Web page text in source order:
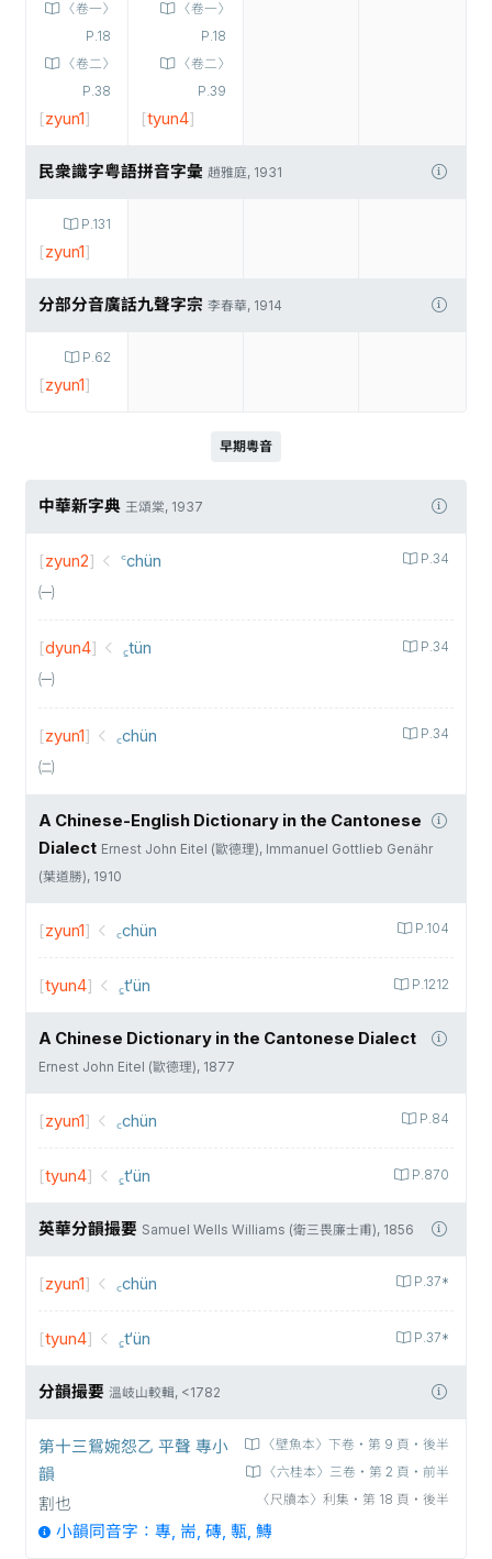
〈卷一〉
P.18
〈卷二〉
P.38
[zyun1]
〈卷一〉
P.18
〈卷二〉
P.39
[tyun4]
民衆識字粤語拼音字彙 趙雅庭, 1931
P.131
[zyun1]
分部分音廣話九聲字宗 李春華, 1914
P.62
[zyun1]
早期粵音
中華新字典 王頌棠, 1937
P.34
[zyun2] ꜂chün
㈠
P.34
[dyun4] ꜁tün
㈠
P.34
[zyun1] ꜀chün
㈡
A Chinese-English Dictionary in the Cantonese
Dialect Ernest John Eitel (歐德理), Immanuel Gottlieb Genähr
(葉道勝), 1910
P.104
[zyun1] ꜀chün
P.1212
[tyun4] ꜁t‘ün
A Chinese Dictionary in the Cantonese Dialect
Ernest John Eitel (歐德理), 1877
P.84
[zyun1] ꜀chün
P.870
[tyun4] ꜁t‘ün
英華分韻撮要 Samuel Wells Williams (衛三畏廉士甫), 1856
P.37*
[zyun1] ꜀chün
P.37*
[tyun4] ꜁t‘ün
分韻撮要 溫岐山較輯, <1782
〈壁魚本〉下卷‧第 9 頁‧後半
〈六桂本〉三卷‧第 2 頁‧前半
〈尺牘本〉利集‧第 18 頁‧後半
第十三鴛婉怨乙 平聲 專小
韻
割也
小韻同音字：專, 耑, 磚, 甎, 鱄